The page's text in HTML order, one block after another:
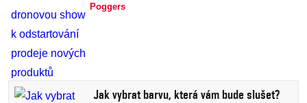
Poggers
Jak vybrat barvu, která vám bude slušet?